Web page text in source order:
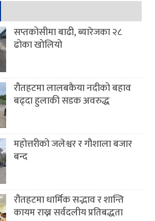
सप्तकोसीमा बाढी, ब्यारेजका २८
ढोका खोलियो
रौतहटमा लालबकैया नदीको बहाव
बढ्दा हुलाकी सडक अवरुद्ध
महोत्तरीको जलेश्वर र गौशाला बजार
बन्द
रौतहटमा धार्मिक सद्भाव र शान्ति
कायम राख्न सर्वदलीय प्रतिबद्धता